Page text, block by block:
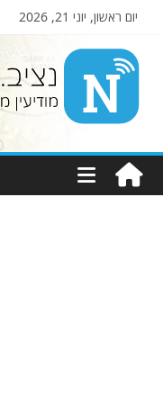
יום ראשון, יוני 21, 2026
מודיעין
מהמקורות